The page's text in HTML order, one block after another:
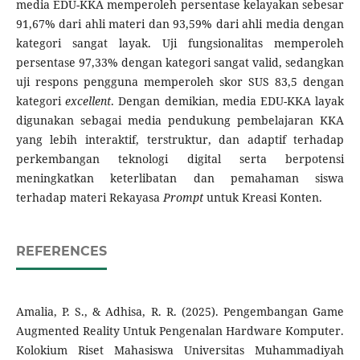
media EDU-KKA memperoleh persentase kelayakan sebesar
91,67% dari ahli materi dan 93,59% dari ahli media dengan
kategori sangat layak. Uji fungsionalitas memperoleh
persentase 97,33% dengan kategori sangat valid, sedangkan
uji respons pengguna memperoleh skor SUS 83,5 dengan
kategoriexcellent. Dengan demikian, media EDU-KKA layak
digunakan sebagai media pendukung pembelajaran KKA
yang lebih interaktif, terstruktur, dan adaptif terhadap
perkembangan teknologi digital serta berpotensi
meningkatkan keterlibatan dan pemahaman siswa
terhadap materi RekayasaPromptuntuk Kreasi Konten.
REFERENCES
Amalia, P. S., & Adhisa, R. R. (2025). Pengembangan Game
Augmented Reality Untuk Pengenalan Hardware Komputer.
Kolokium Riset Mahasiswa Universitas Muhammadiyah